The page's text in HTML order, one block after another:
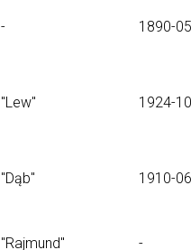
- 1890-
"Lew" 1924-
"Dąb" 1910-
"Rajmund" -